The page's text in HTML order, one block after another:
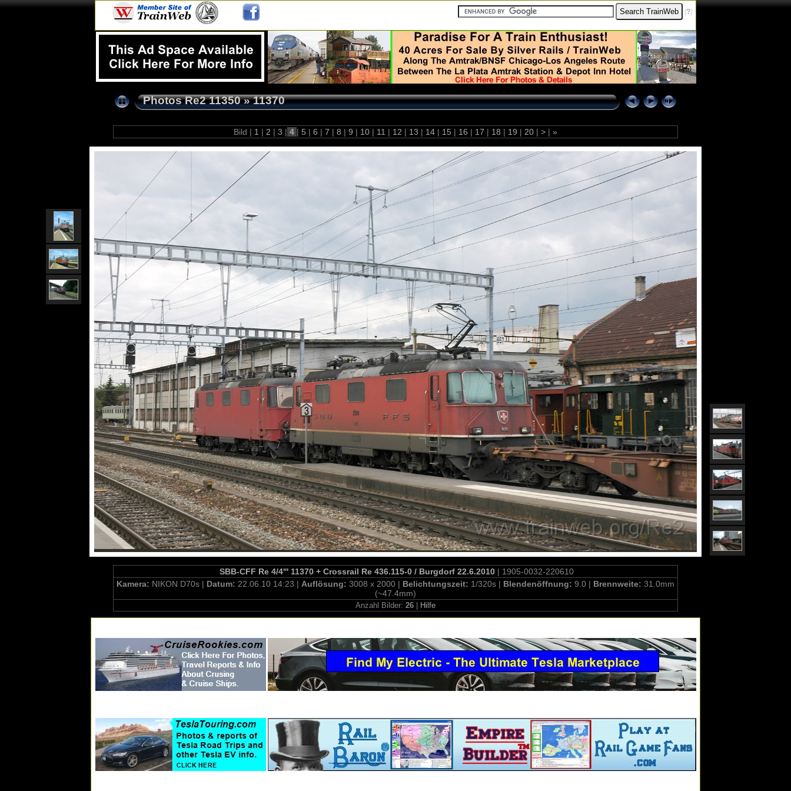
[?]
Photos Re2 11350»11370
Bild | 1 | 2 | 3 | 4 | 5 | 6 | 7 | 8 | 9 | 10 | 11 | 12 | 13 | 14 | 15 | 16 | 17 | 18 | 19 | 20 | > | »
SBB-CFF Re 4/4''' 11370 + Crossrail Re 436.115-0 / Burgdorf 22.6.2010 | 1905-0032-220610
Kamera: NIKON D70s | Datum: 22.06.10 14:23 | Auflösung: 3008 x 2000 | Belichtungszeit: 1/320s | Blendenöffnung: 9.0 | Brennweite: 31.0mm
(~47.4mm)
Anzahl Bilder: 26 Hilfe